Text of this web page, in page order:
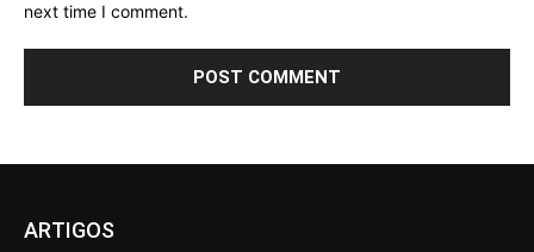
next time I comment.
ARTIGOS